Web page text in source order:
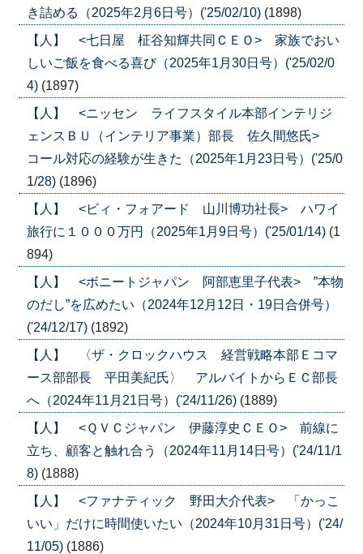
き詰める（2025年2月6日号）('25/02/10) (1898)
【人】 <七日屋 柾谷知輝共同ＣＥＯ> 家族でおい
しいご飯を食べる喜び（2025年1月30日号）('25/02/0
4) (1897)
【人】 <ニッセン ライフスタイル本部インテリジ
ェンスＢＵ（インテリア事業）部長 佐久間悠氏>
コール対応の経験が生きた（2025年1月23日号）('25/0
1/28) (1896)
【人】 <ビィ・フォアード 山川博功社長> ハワイ
旅行に１０００万円（2025年1月9日号）('25/01/14) (1
894)
【人】 <ボニートジャパン 阿部恵里子代表> ”本物
のだし”を広めたい（2024年12月12日・19日合併号）
('24/12/17) (1892)
【人】 〈ザ・クロックハウス 経営戦略本部Ｅコマ
ース部部長 平田美紀氏〉 アルバイトからＥＣ部長
へ（2024年11月21日号）('24/11/26) (1889)
【人】 <ＱＶＣジャパン 伊藤淳史ＣＥＯ> 前線に
立ち、顧客と触れ合う（2024年11月14日号）('24/11/1
8) (1888)
【人】 <ファナティック 野田大介代表> 「かっこ
いい」だけに時間使いたい（2024年10月31日号）('24/
11/05) (1886)